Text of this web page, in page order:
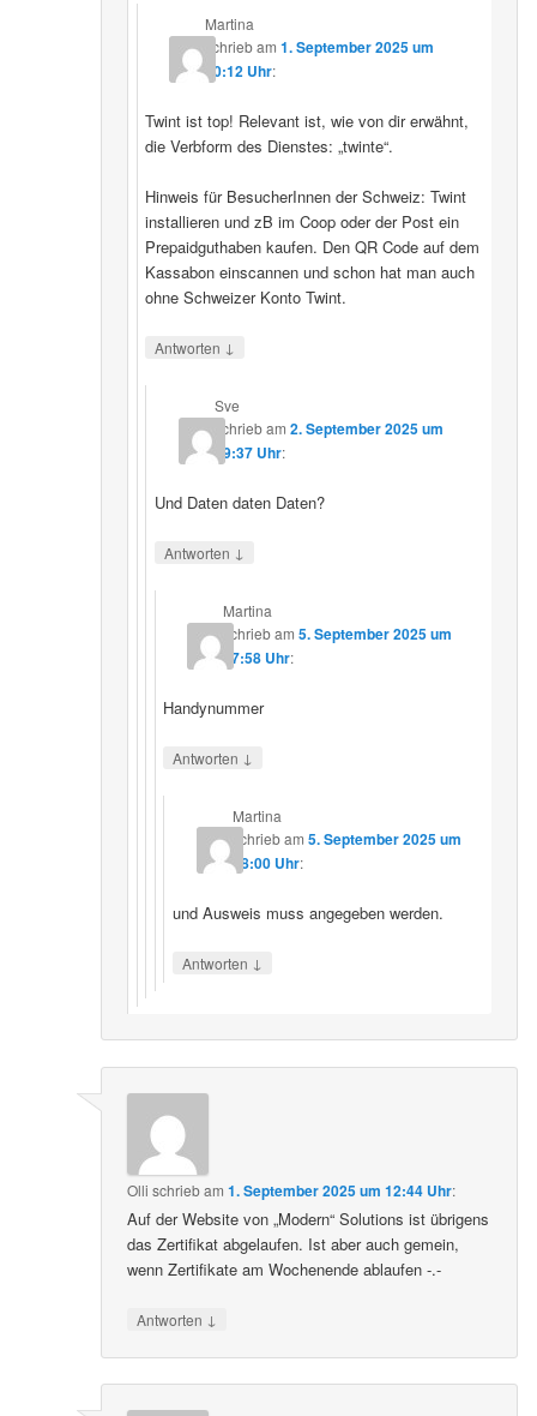
Martina
schriebam1. September 2025 um
20:12 Uhr:
Twint ist top! Relevant ist, wie von dir erwähnt,
die Verbform des Dienstes: „twinte“.
Hinweis für BesucherInnen der Schweiz: Twint
installieren und zB im Coop oder der Post ein
Prepaidguthaben kaufen. Den QR Code auf dem
Kassabon einscannen und schon hat man auch
ohne Schweizer Konto Twint.
Antworten ↓
Sve
schriebam 2. September 2025 um
19:37 Uhr:
Und Daten daten Daten?
Antworten ↓
Martina
schriebam5. September 2025 um
17:58 Uhr:
Handynummer
Antworten ↓
Martina
schriebam 5. September 2025 um
18:00 Uhr:
und Ausweis muss angegeben werden.
Antworten ↓
Olli schriebam1. September 2025 um 12:44 Uhr:
Auf der Website von „Modern“ Solutions ist übrigens
das Zertifikat abgelaufen. Ist aber auch gemein,
wenn Zertifikate am Wochenende ablaufen -.-
Antworten ↓